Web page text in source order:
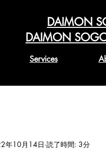
DAIMON
DAIMON
Services
年10月14日 読了時間: 3分